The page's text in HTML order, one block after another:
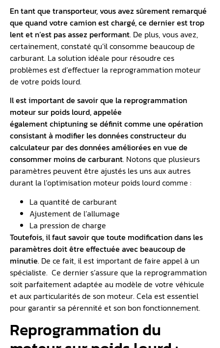
En tant que transporteur, vous avez sûrement remarqué
que quand votre camion est chargé, ce dernier est trop
lent et n’est pas assez performant. De plus, vous avez,
certainement, constaté qu’il consomme beaucoup de
carburant. La solution idéale pour résoudre ces
problèmes est d’effectuer la reprogrammation moteur
de votre poids lourd.
Il est important de savoir que la reprogrammation
moteur sur poids lourd, appelée
égalementchiptuningse définit comme une opération
consistant à modifier les donnéesconstructeurdu
calculateur par des données améliorées en vue de
consommer moins de carburant. Notons que plusieurs
paramètres peuvent être ajustés les uns aux autres
durant la l’optimisation moteur poids lourd comme :
La quantité de carburant
Ajustement de l’allumage
La pression de charge
Toutefois, il faut savoir que toute modification dans les
paramètres doit être effectuée avec beaucoup de
minutie. De ce fait, il est important de faire appel à un
spécialiste. Ce dernier s’assure que la reprogrammation
soit parfaitement adaptée au modèle de votre véhicule
et aux particularités de son moteur. Cela est essentiel
pour garantir sa pérennité et son bon fonctionnement.
Reprogrammation du